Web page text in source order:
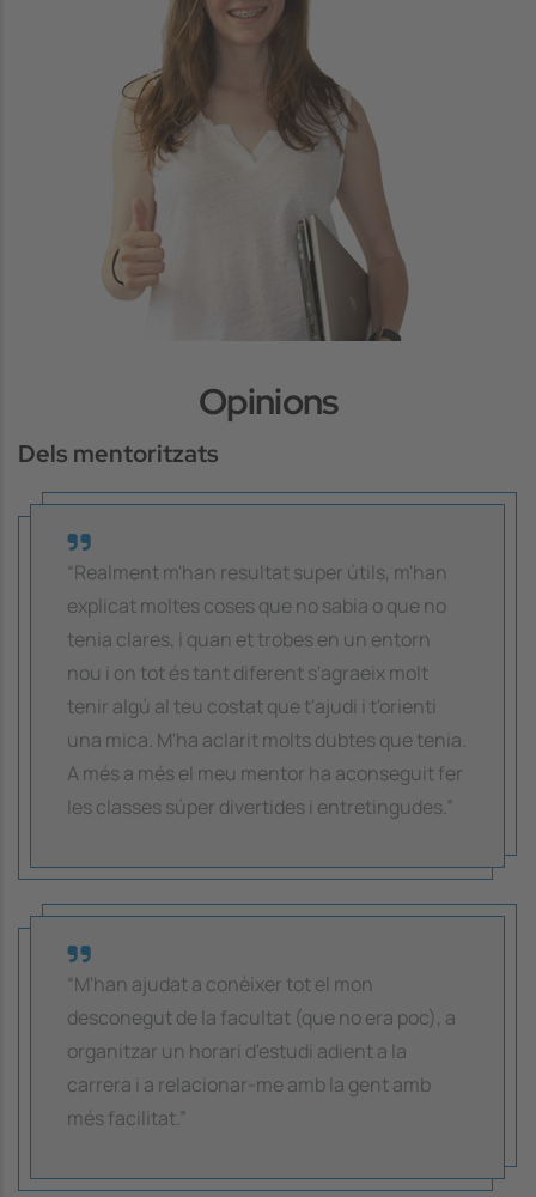
Opinions
Dels mentoritzats
“Realment m'han resultat super útils, m'han
explicat moltes coses que no sabia o que no
tenia clares, i quan et trobes en un entorn
nou i on tot és tant diferent s'agraeix molt
tenir algú al teu costat que t'ajudi i t'orienti
una mica. M'ha aclarit molts dubtes que tenia.
A més a més el meu mentor ha aconseguit fer
les classes súper divertides i entretingudes.”
“M'han ajudat a conèixer tot el mon
desconegut de la facultat (que no era poc), a
organitzar un horari d'estudi adient a la
carrera i a relacionar-me amb la gent amb
més facilitat.”